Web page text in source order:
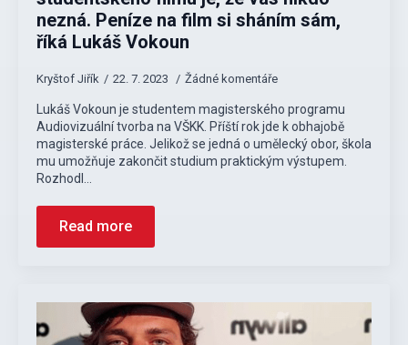
nezná. Peníze na film si sháním sám,
říká Lukáš Vokoun
Kryštof Jiřík 22. 7. 2023 Žádné komentáře
Lukáš Vokoun je studentem magisterského programu
Audiovizuální tvorba na VŠKK. Příští rok jde k obhajobě
magisterské práce. Jelikož se jedná o umělecký obor, škola
mu umožňuje zakončit studium praktickým výstupem.
Rozhodl…
Read more